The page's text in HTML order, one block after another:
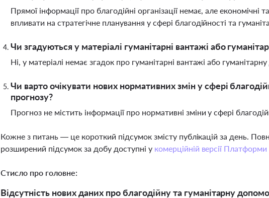
Прямої інформації про благодійні організації немає, але
впливати на стратегічне планування у сфері благодійності та
Чи згадуються у матеріалі гуманітарні вантажі або
Ні, у матеріалі немає згадок про гуманітарні вантажі або
Чи варто очікувати нових нормативних змін у сфері
прогнозу?
Прогноз не містить інформації про нормативні зміни у сфері
Кожне з питань — це короткий підсумок змісту публікацій за день.
розширений підсумок за добу доступні у комерційній версії
Стисло про головне:
Відсутність нових даних про благодійну та гуманітарну